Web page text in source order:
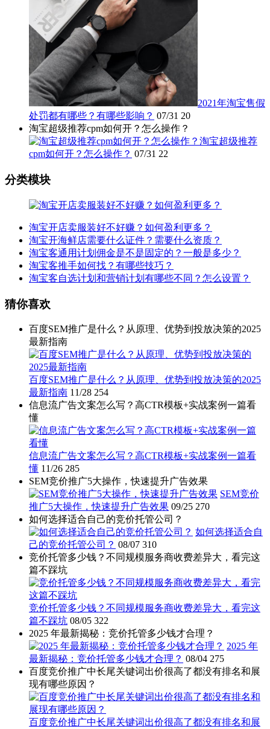
2021年淘宝售假
处罚都有哪些？有哪些影响？ 07/31 20
淘宝超级推荐cpm如何开？怎么操作？
淘宝超级推荐
cpm如何开？怎么操作？ 07/31 22
分类模块
淘宝开店卖服装好不好赚？如何盈利更多？
淘宝开海鲜店需要什么证件？需要什么资质？
淘宝客通用计划佣金是不是固定的？一般是多少？
淘宝客推手如何找？有哪些技巧？
淘宝客自选计划和营销计划有哪些不同？怎么设置？
猜你喜欢
百度SEM推广是什么？从原理、优势到投放决策的2025
最新指南
百度SEM推广是什么？从原理、优势到投放决策的2025
最新指南 11/28 254
信息流广告文案怎么写？高CTR模板+实战案例一篇看
懂
信息流广告文案怎么写？高CTR模板+实战案例一篇看
懂 11/26 285
SEM竞价推广5大操作，快速提升广告效果
SEM竞价
推广5大操作，快速提升广告效果 09/25 270
如何选择适合自己的竞价托管公司？
如何选择适合自
己的竞价托管公司？ 08/07 310
竞价托管多少钱？不同规模服务商收费差异大，看完这
篇不踩坑
竞价托管多少钱？不同规模服务商收费差异大，看完这
篇不踩坑 08/05 322
2025 年最新揭秘：竞价托管多少钱才合理？
2025 年
最新揭秘：竞价托管多少钱才合理？ 08/04 275
百度竞价推广中长尾关键词出价很高了都没有排名和展
现有哪些原因？
百度竞价推广中长尾关键词出价很高了都没有排名和展